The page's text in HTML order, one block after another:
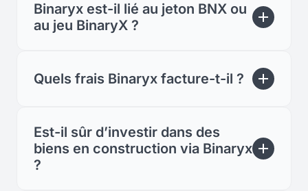
Binaryx est-il lié au jeton BNX ou
au jeu BinaryX ?
Quels frais Binaryx facture-t-il ?
Est-il sûr d’investir dans des
biens en construction via Binaryx
?